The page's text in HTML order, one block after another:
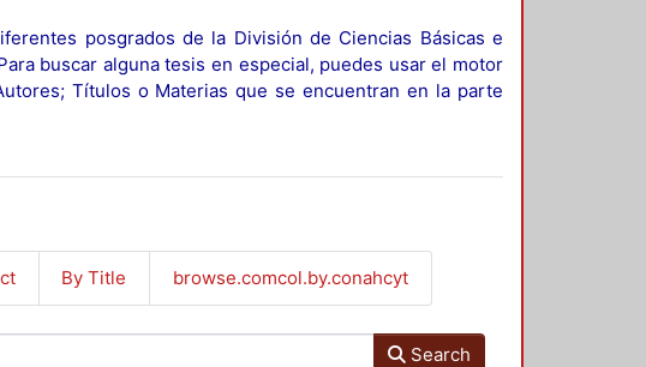
posgrados de la División de Ciencias Básicas e
buscar alguna tesis en especial, puedes usar el motor
Títulos o Materias que se encuentran en la parte
By Title browse.comcol.by.conahcyt
Search